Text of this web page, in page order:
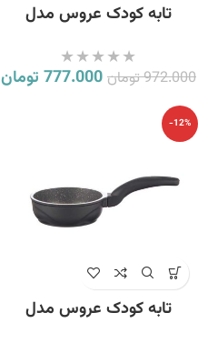
تابه کودک عروس مدل
972.000تومان777.000 تومان
-12%
تابه کودک عروس مدل